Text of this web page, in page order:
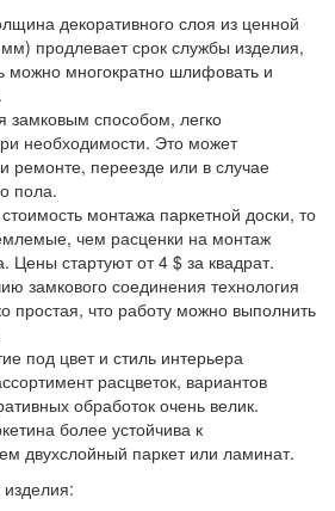
декоративного слоя из ценной
продлевает срок службы изделия,
можно многократно шлифовать и
замковым способом, легко
необходимости. Это может
ремонте, переезде или в случае
пола.
монтажа паркетной доски, то
чем расценки на монтаж
Цены стартуют от 4 $ за квадрат.
замкового соединения технология
простая, что работу можно выполнить
под цвет и стиль интерьера
расцветок, вариантов
обработок очень велик.
более устойчива к
двухслойный паркет или ламинат.
изделия: